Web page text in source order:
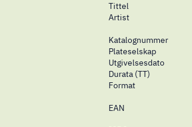
Tittel
Artist
Katalognummer
Plateselskap
Utgivelsesdato
Durata (TT)
Format
EAN